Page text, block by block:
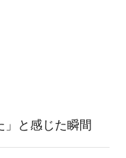
と感じた瞬間